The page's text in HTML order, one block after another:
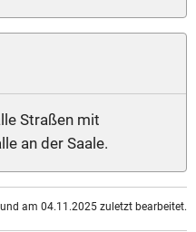
Straßen mit
an der Saale.
am 04.11.2025 zuletzt bearbeitet.